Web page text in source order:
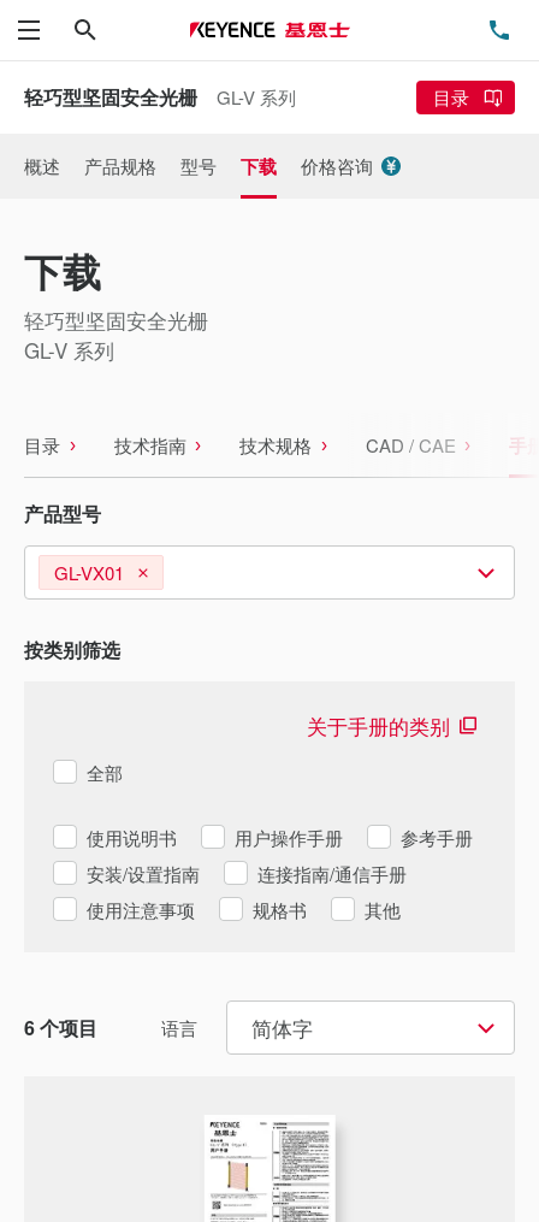
菜单
轻巧型坚固安全光栅 GL-V 系列 目录
概述 产品规格 型号 下载 价格咨询
下载
轻巧型坚固安全光栅
GL-V 系列
目录 技术指南 技术规格 CAD / CAE 手
产品型号
GL-VX01
按类别筛选
关于手册的类别
全部
使用说明书 用户操作手册
参考手册
安装/设置指南
连接指南/通信手册
使用注意事项
规格书 其他
语言 简体字
6个项目